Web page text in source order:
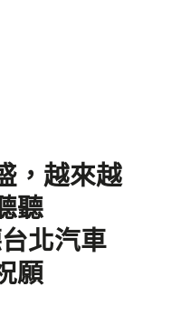
，越來越
聽
北汽車
願